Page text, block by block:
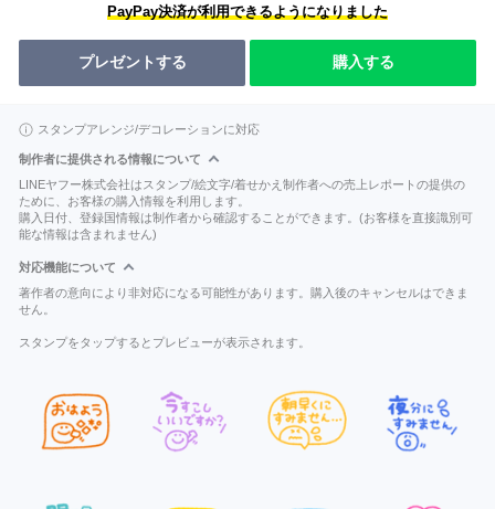
PayPay決済が利用できるようになりました
プレゼントする 購入する
スタンプアレンジ/デコレーションに対応
制作者に提供される情報について
LINEヤフー株式会社はスタンプ/絵文字/着せかえ制作者への売上レポートの提供の
ために、お客様の購入情報を利用します。
購入日付、登録国情報は制作者から確認することができます。(お客様を直接識別可
能な情報は含まれません)
対応機能について
著作者の意向により非対応になる可能性があります。購入後のキャンセルはできま
せん。
スタンプをタップするとプレビューが表示されます。